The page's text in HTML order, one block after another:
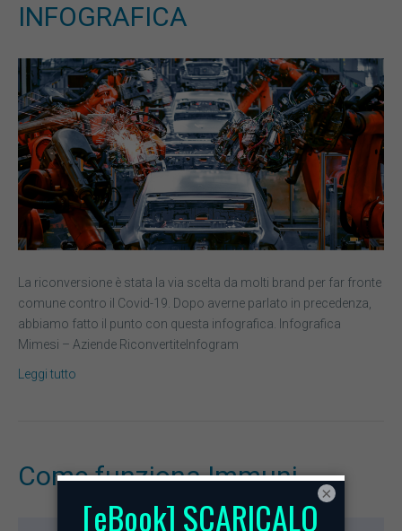
INFOGRAFICA
La riconversione è stata la via scelta da molti brand per far fronte
comune contro il Covid-19. Dopo averne parlato in precedenza,
abbiamo fatto il punto con questa infografica. Infografica
Mimesi – Aziende RiconvertiteInfogram
Leggi tutto
Come funziona Immuni
×